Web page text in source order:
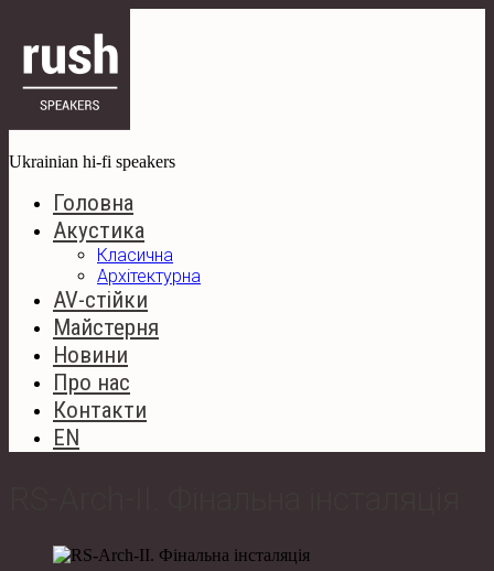
Ukrainian hi-fi speakers
Головна
Акустика
Класична
Архітектурна
AV-стійки
Майстерня
Новини
Про нас
Контакти
EN